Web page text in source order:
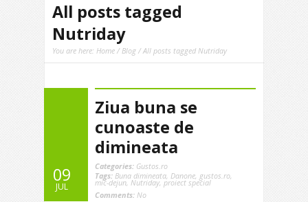
All posts tagged
Nutriday
You are here: Home /Blog / All posts tagged Nutriday
09
JUL
Ziua buna se
cunoaste de
dimineata
Categories: Gustos.ro
Tags: Buna dimineata, Danone, gustos.ro,
mic-dejun, Nutriday, proiect special
Comments: No